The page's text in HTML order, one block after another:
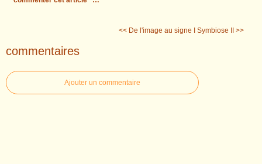
<< De l'image au signe I Symbiose II >>
commentaires
Ajouter un commentaire